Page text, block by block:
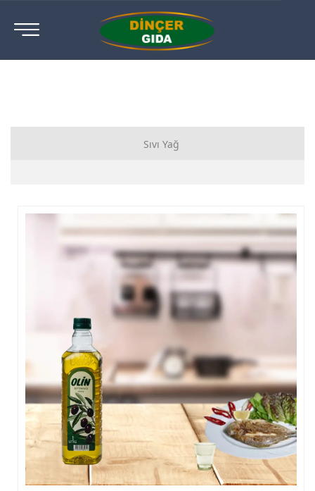
Sıvı Yağ
Sızma Zeytinyağı
Riviera Zeytinyağı